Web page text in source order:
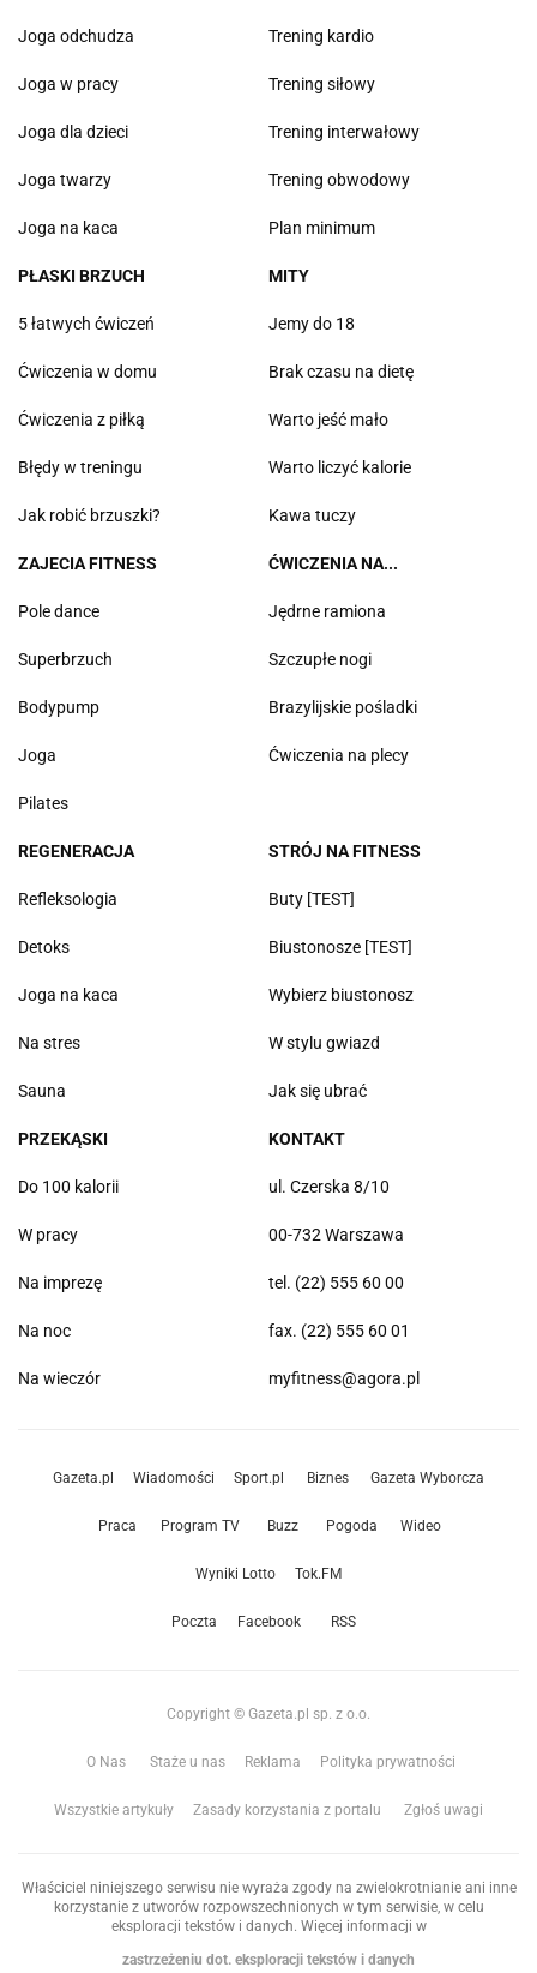
Joga odchudza
Joga w pracy
Joga dla dzieci
Joga twarzy
Joga na kaca
Trening kardio
Trening siłowy
Trening interwałowy
Trening obwodowy
Plan minimum
PŁASKI BRZUCH
5 łatwych ćwiczeń
Ćwiczenia w domu
Ćwiczenia z piłką
Błędy w treningu
Jak robić brzuszki?
MITY
Jemy do 18
Brak czasu na dietę
Warto jeść mało
Warto liczyć kalorie
Kawa tuczy
ZAJECIA FITNESS
Pole dance
Superbrzuch
Bodypump
Joga
Pilates
ĆWICZENIA NA...
Jędrne ramiona
Szczupłe nogi
Brazylijskie pośladki
Ćwiczenia na plecy
REGENERACJA
Refleksologia
Detoks
Joga na kaca
Na stres
Sauna
STRÓJ NA FITNESS
Buty [TEST]
Biustonosze [TEST]
Wybierz biustonosz
W stylu gwiazd
Jak się ubrać
PRZEKĄSKI
Do 100 kalorii
W pracy
Na imprezę
Na noc
Na wieczór
KONTAKT
ul. Czerska 8/10
00-732 Warszawa
tel. (22) 555 60 00
fax. (22) 555 60 01
myfitness@agora.pl
Gazeta.pl Wiadomości Sport.pl Biznes Gazeta Wyborcza
Praca Program TV Buzz Pogoda Wideo
Wyniki Lotto Tok.FM
Poczta Facebook RSS
Copyright © Gazeta.pl sp. z o.o.
O Nas Staże u nas Reklama Polityka prywatności
Wszystkie artykuły Zasady korzystania z portalu Zgłoś uwagi
Właściciel niniejszego serwisu nie wyraża zgody na zwielokrotnianie ani inne
korzystanie z utworów rozpowszechnionych w tym serwisie, w celu
eksploracji tekstów i danych. Więcej informacji w
zastrzeżeniu dot. eksploracji tekstów i danych